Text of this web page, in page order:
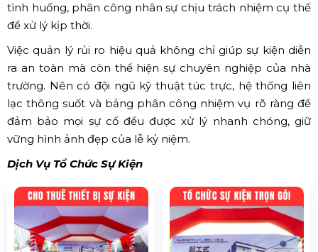
tình huống, phân công nhân sự chịu trách nhiệm cụ thể
để xử lý kịp thời.
Việc quản lý rủi ro hiệu quả không chỉ giúp sự kiện diễn
ra an toàn mà còn thể hiện sự chuyên nghiệp của nhà
trường. Nên có đội ngũ kỹ thuật túc trực, hệ thống liên
lạc thông suốt và bảng phân công nhiệm vụ rõ ràng để
đảm bảo mọi sự cố đều được xử lý nhanh chóng, giữ
vững hình ảnh đẹp của lễ kỷ niệm.
Dịch Vụ Tổ Chức Sự Kiện